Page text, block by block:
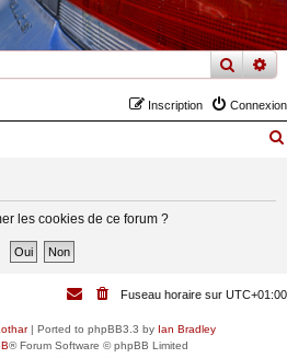
Connexion
Inscription
les cookies de ce forum ?
Fuseau horaire sur UTC+01:00
| Ported to phpBB3.3 by Ian Bradley
® Forum Software © phpBB Limited